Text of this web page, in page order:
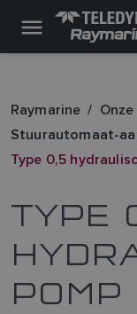
Raymarine
Stuurautomaat-
Type 0,5
TYPE
POMP